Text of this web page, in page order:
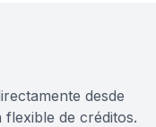
desde
de créditos.